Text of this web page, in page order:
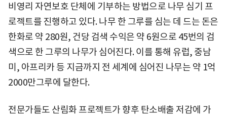
비영리 자연보호 단체에 기부하는 방법으로 나무 심기 프
로젝트를 진행하고 있다. 나무 한 그루를 심는 데 드는 돈은
한화로 약 280원, 건당 검색 수익은 약 6원으로 45번의 검
색으로 한 그루의 나무가 심어진다. 이를 통해 유럽, 중남
미, 아프리카 등 지금까지 전 세계에 심어진 나무는 약 1억
2000만그루에 달한다.
전문가들도 산림화 프로젝트가 향후 탄소배출 저감에 가